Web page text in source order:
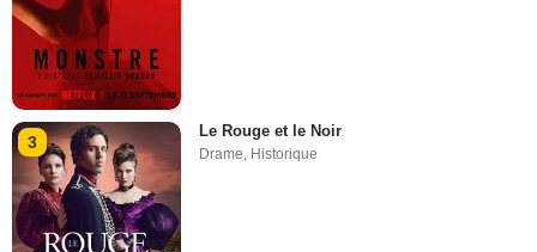
3
Le Rouge et le Noir
Drame, Historique